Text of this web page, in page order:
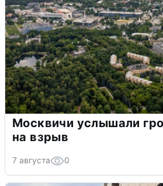
Москвичи услышали
на взрыв
7 августа 0